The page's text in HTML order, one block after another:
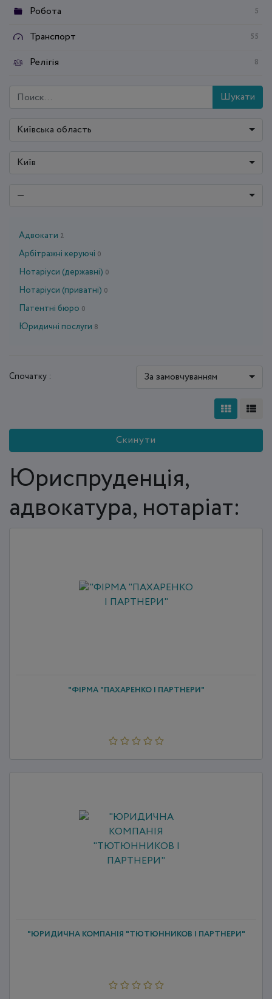
Робота 5
Транспорт 55
Релігія 8
Шукати
Київська область
Київ
—
Адвокати 2
Арбітражні керуючі 0
Нотаріуси (державні) 0
Нотаріуси (приватні) 0
Патентні бюро 0
Юридичні послуги 8
Спочатку : За замовчуванням
Скинути
Юриспруденція,
адвокатура, нотаріат:
"ФІРМА "ПАХАРЕНКО І ПАРТНЕРИ"
"ЮРИДИЧНА КОМПАНІЯ "ТЮТЮННИКОВ І ПАРТНЕРИ"